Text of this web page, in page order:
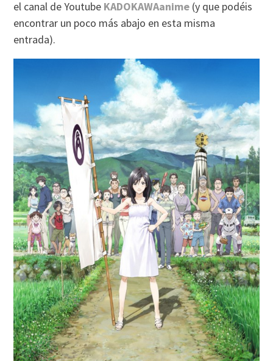
el canal de Youtube KADOKAWAanime (y que podéis
encontrar un poco más abajo en esta misma
entrada).